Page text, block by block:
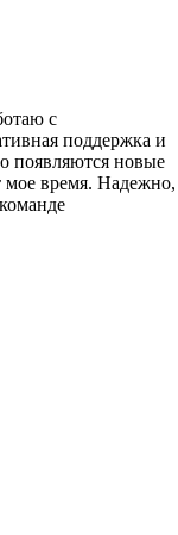
с
поддержка и
появляются новые
мое время. Надежно,